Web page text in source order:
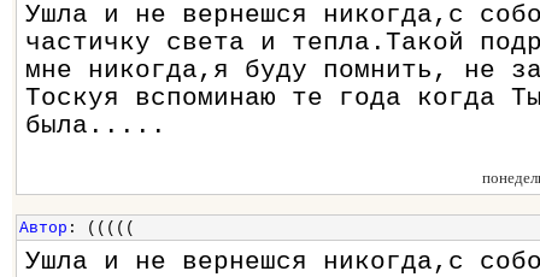
Ушла и не вернешся никогда,с
частичку света и тепла.Такой
мне никогда,я буду помнить, не
Тоскуя вспоминаю те года когда
была.....
Автор : (((((
Ушла и не вернешся никогда,с